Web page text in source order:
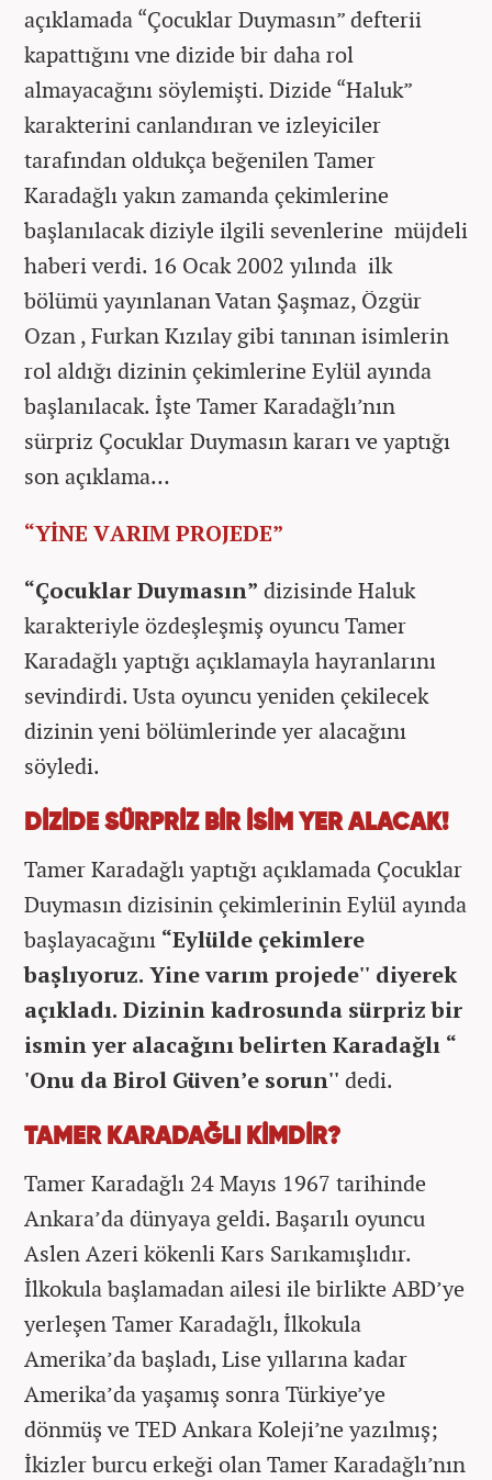
açıklamada “Çocuklar Duymasın” defterii
kapattığını vne dizide bir daha rol
almayacağını söylemişti. Dizide “Haluk”
karakterini canlandıran ve izleyiciler
tarafından oldukça beğenilen Tamer
Karadağlı yakın zamanda çekimlerine
başlanılacak diziyle ilgili sevenlerine müjdeli
haberi verdi. 16 Ocak 2002 yılında ilk
bölümü yayınlanan Vatan Şaşmaz, Özgür
Ozan , Furkan Kızılay gibi tanınan isimlerin
rol aldığı dizinin çekimlerine Eylül ayında
başlanılacak. İşte Tamer Karadağlı’nın
sürpriz Çocuklar Duymasın kararı ve yaptığı
son açıklama…
“YİNE VARIM PROJEDE”
“Çocuklar Duymasın” dizisinde Haluk
karakteriyle özdeşleşmiş oyuncu Tamer
Karadağlı yaptığı açıklamayla hayranlarını
sevindirdi. Usta oyuncu yeniden çekilecek
dizinin yeni bölümlerinde yer alacağını
söyledi.
DİZİDE SÜRPRİZ BİR İSİM YER ALACAK!
Tamer Karadağlı yaptığı açıklamada Çocuklar
Duymasın dizisinin çekimlerinin Eylül ayında
başlayacağını “Eylülde çekimlere
başlıyoruz. Yine varım projede'' diyerek
açıkladı. Dizinin kadrosunda sürpriz bir
ismin yer alacağını belirten Karadağlı “
'Onu da Birol Güven’e sorun'' dedi.
TAMER KARADAĞLI KİMDİR?
Tamer Karadağlı 24 Mayıs 1967 tarihinde
Ankara’da dünyaya geldi. Başarılı oyuncu
Aslen Azeri kökenli Kars Sarıkamışlıdır.
İlkokula başlamadan ailesi ile birlikte ABD’ye
yerleşen Tamer Karadağlı, İlkokula
Amerika’da başladı, Lise yıllarına kadar
Amerika’da yaşamış sonra Türkiye’ye
dönmüş ve TED Ankara Koleji’ne yazılmış;
İkizler burcu erkeği olan Tamer Karadağlı’nın